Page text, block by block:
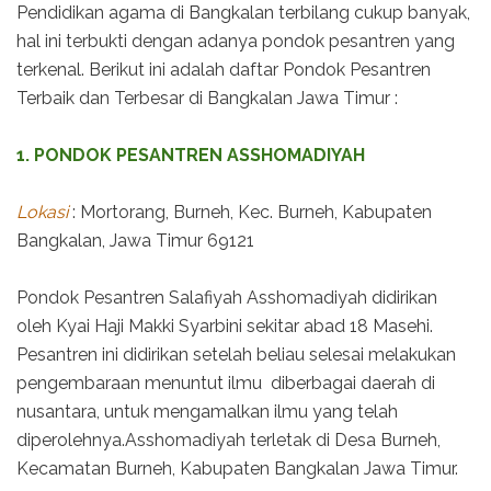
Pendidikan agama di Bangkalan terbilang cukup banyak,
hal ini terbukti dengan adanya pondok pesantren yang
terkenal. Berikut ini adalah daftar Pondok Pesantren
Terbaik dan Terbesar di Bangkalan Jawa Timur :
1. PONDOK PESANTREN ASSHOMADIYAH
Lokasi: Mortorang, Burneh, Kec. Burneh, Kabupaten
Bangkalan, Jawa Timur 69121
Pondok Pesantren Salafiyah Asshomadiyah didirikan
oleh Kyai Haji Makki Syarbini sekitar abad 18 Masehi.
Pesantren ini didirikan setelah beliau selesai melakukan
pengembaraan menuntut ilmu diberbagai daerah di
nusantara, untuk mengamalkan ilmu yang telah
diperolehnya.Asshomadiyah terletak di Desa Burneh,
Kecamatan Burneh, Kabupaten Bangkalan Jawa Timur.